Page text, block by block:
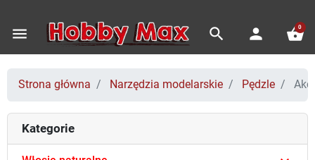
menu search person shopping_basket
0
Strona główna Narzędzia modelarskie Pędzle
Kategorie